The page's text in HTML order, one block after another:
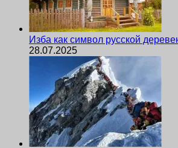
Изба как символ русской
28.07.2025